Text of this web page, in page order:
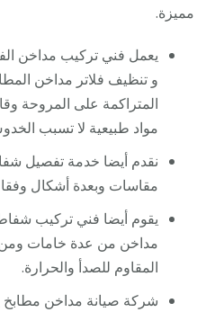
مميزة.
يعمل فني تركيب مداخن
و تنظيف فلاتر مداخن
المتراكمة على المروحة
مواد طبيعية لا تسبب
نقدم أيضا خدمة تفصيل
مقاسات وبعدة أشكال وفقا
يقوم أيضا فني تركيب
مداخن من عدة خامات ومن
المقاوم للصدأ والحرارة.
شركة صيانة مداخن مطابخ